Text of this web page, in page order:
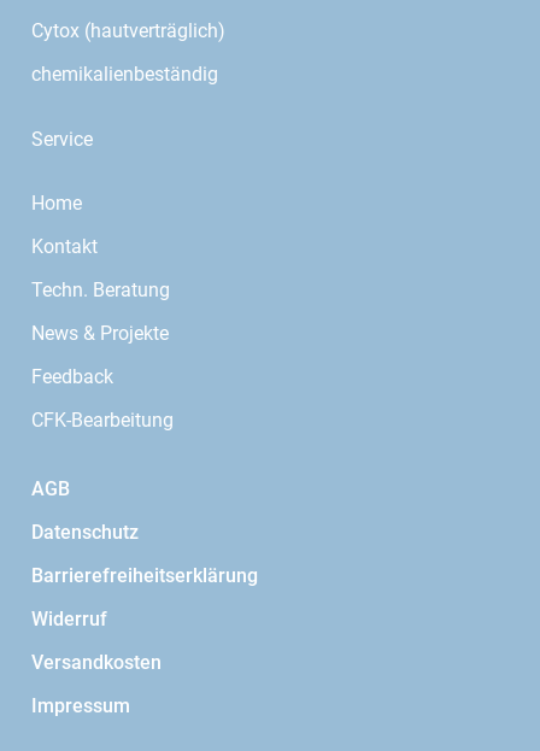
Cytox (hautverträglich)
chemikalienbeständig
Service
Home
Kontakt
Techn. Beratung
News & Projekte
Feedback
CFK-Bearbeitung
AGB
Datenschutz
Barrierefreiheitserklärung
Widerruf
Versandkosten
Impressum